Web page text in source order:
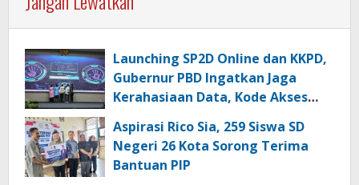
Launching SP2D Online dan KKPD,
Gubernur PBD Ingatkan Jaga
Kerahasiaan Data, Kode Akses
Aspirasi Rico Sia, 259 Siswa SD
Negeri 26 Kota Sorong Terima
Bantuan PIP